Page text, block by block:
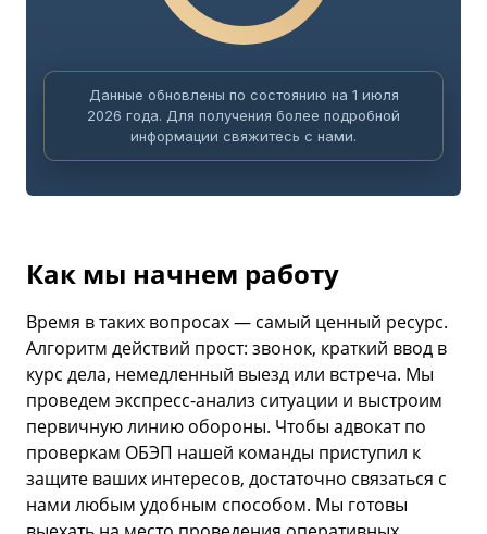
Данные обновлены по состоянию на 1 июля
2026 года. Для получения более подробной
информации свяжитесь с нами.
Как мы начнем работу
Время в таких вопросах — самый ценный ресурс.
Алгоритм действий прост: звонок, краткий ввод в
курс дела, немедленный выезд или встреча. Мы
проведем экспресс-анализ ситуации и выстроим
первичную линию обороны. Чтобы адвокат по
проверкам ОБЭП нашей команды приступил к
защите ваших интересов, достаточно связаться с
нами любым удобным способом. Мы готовы